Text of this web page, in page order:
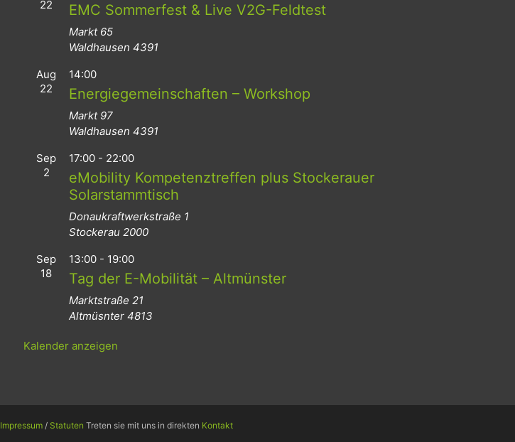
22
EMC Sommerfest & Live V2G-Feldtest
Markt 65
Waldhausen 4391
Aug
22
14:00
Energiegemeinschaften – Workshop
Markt 97
Waldhausen 4391
Sep
2
17:00 - 22:00
eMobility Kompetenztreffen plus Stockerauer
Solarstammtisch
Donaukraftwerkstraße 1
Stockerau 2000
Sep
18
13:00 - 19:00
Tag der E-Mobilität – Altmünster
Marktstraße 21
Altmüsnter 4813
Kalender anzeigen
Impressum/ Statuten Treten sie mit uns in direkten Kontakt